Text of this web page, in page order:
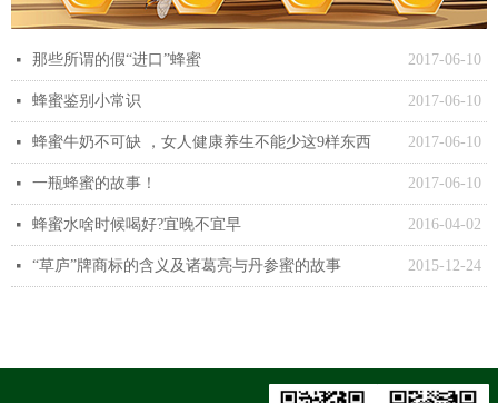
2017-06-10
넷 那些所谓的假“进口”蜂蜜
2017-06-10
넷 蜂蜜鉴别小常识
2017-06-10
넷 蜂蜜牛奶不可缺 ，女人健康养生不能少这9样东西
2017-06-10
넷 一瓶蜂蜜的故事！
2016-04-02
넷 蜂蜜水啥时候喝好?宜晚不宜早
2015-12-24
넷 “草庐”牌商标的含义及诸葛亮与丹参蜜的故事